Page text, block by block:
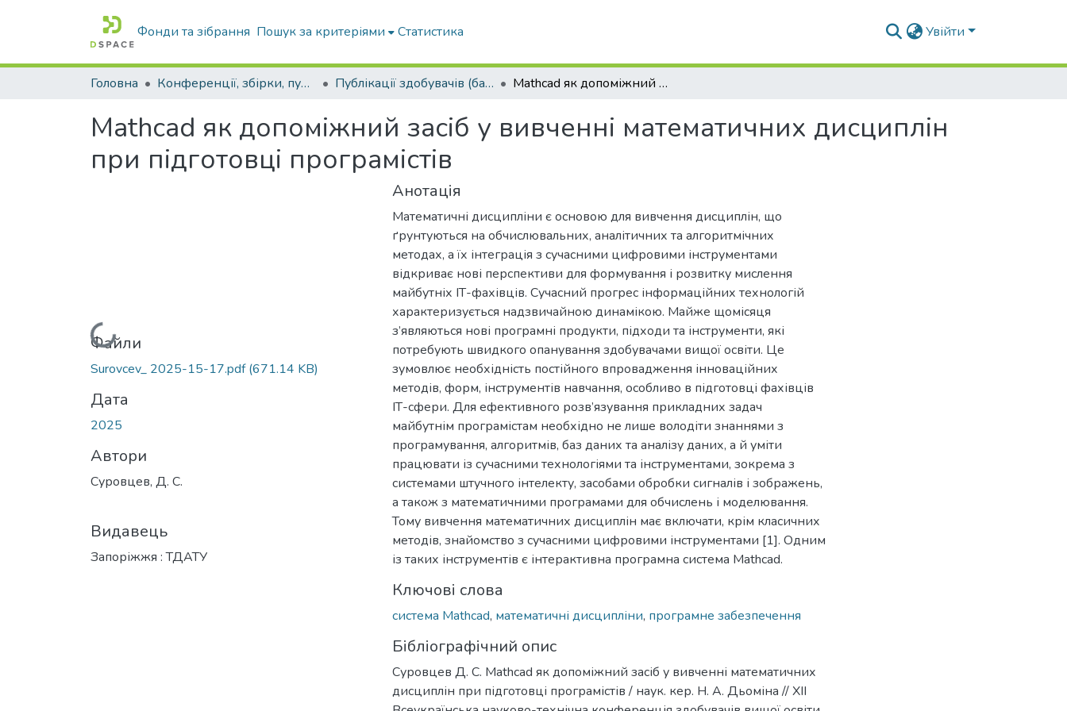
Фонди та зібрання Пошук за критеріями Статистика Увійти
Головна Конференції, збірки, публікації молодих вчених і здобувачів : магістрів, бакалаврів, аспірантів. Публікації здобувачів (бакалаврів. магістрів, аспірантів) Mathcad як допоміжний засіб у вивченні математичних дисциплін при підготовці програмістів
Mathcad як допоміжний засіб у вивченні математичних дисциплін
при підготовці програмістів
Вантажиться...
Файли
Surovcev_ 2025-15-17.pdf(671.14 KB)
Дата
2025
Автори
Суровцев, Д. С.
Видавець
Запоріжжя : ТДАТУ
Анотація
Математичні дисципліни є основою для вивчення дисциплін, що
ґрунтуються на обчислювальних, аналітичних та алгоритмічних
методах, а їх інтеграція з сучасними цифровими інструментами
відкриває нові перспективи для формування і розвитку мислення
майбутніх ІТ-фахівців. Сучасний прогрес інформаційних технологій
характеризується надзвичайною динамікою. Майже щомісяця
з’являються нові програмні продукти, підходи та інструменти, які
потребують швидкого опанування здобувачами вищої освіти. Це
зумовлює необхідність постійного впровадження інноваційних
методів, форм, інструментів навчання, особливо в підготовці фахівців
ІТ-сфери. Для ефективного розв’язування прикладних задач
майбутнім програмістам необхідно не лише володіти знаннями з
програмування, алгоритмів, баз даних та аналізу даних, а й уміти
працювати із сучасними технологіями та інструментами, зокрема з
системами штучного інтелекту, засобами обробки сигналів і зображень,
а також з математичними програмами для обчислень і моделювання.
Тому вивчення математичних дисциплін має включати, крім класичних
методів, знайомство з сучасними цифровими інструментами [1]. Одним
із таких інструментів є інтерактивна програмна система Mathcad.
Ключові слова
система Mathcad, математичні дисципліни, програмне забезпечення
Бібліографічний опис
Суровцев Д. С. Mathcad як допоміжний засіб у вивченні математичних
дисциплін при підготовці програмістів / наук. кер. Н. А. Дьоміна // ХІІ